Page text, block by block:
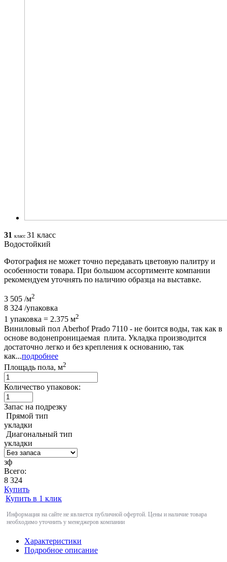
31 класс 31 класс
Водостойкий
Фотография не может точно передавать цветовую палитру и
особенности товара. При большом ассортименте компании
рекомендуем уточнять по наличию образца на выставке.
3 505 /м2
8 324 /упаковка
1 упаковка = 2.375 м2
Виниловый пол Aberhof Prado 7110 - не боится воды, так как в
основе водонепроницаемая плита. Укладка производится
достаточно легко и без крепления к основанию, так
как...подробнее
Площадь пола, м2
Количество упаковок:
Запас на подрезку
Прямой тип
укладки
Диагональный тип
укладки
зф
Всего:
8 324
Купить
Купить в 1 клик
Информация на сайте не является публичной офертой. Цены и наличие товара
необходимо уточнить у менеджеров компании
Характеристики
Подробное описание